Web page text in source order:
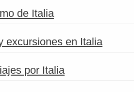
de Italia
excursiones en Italia
por Italia